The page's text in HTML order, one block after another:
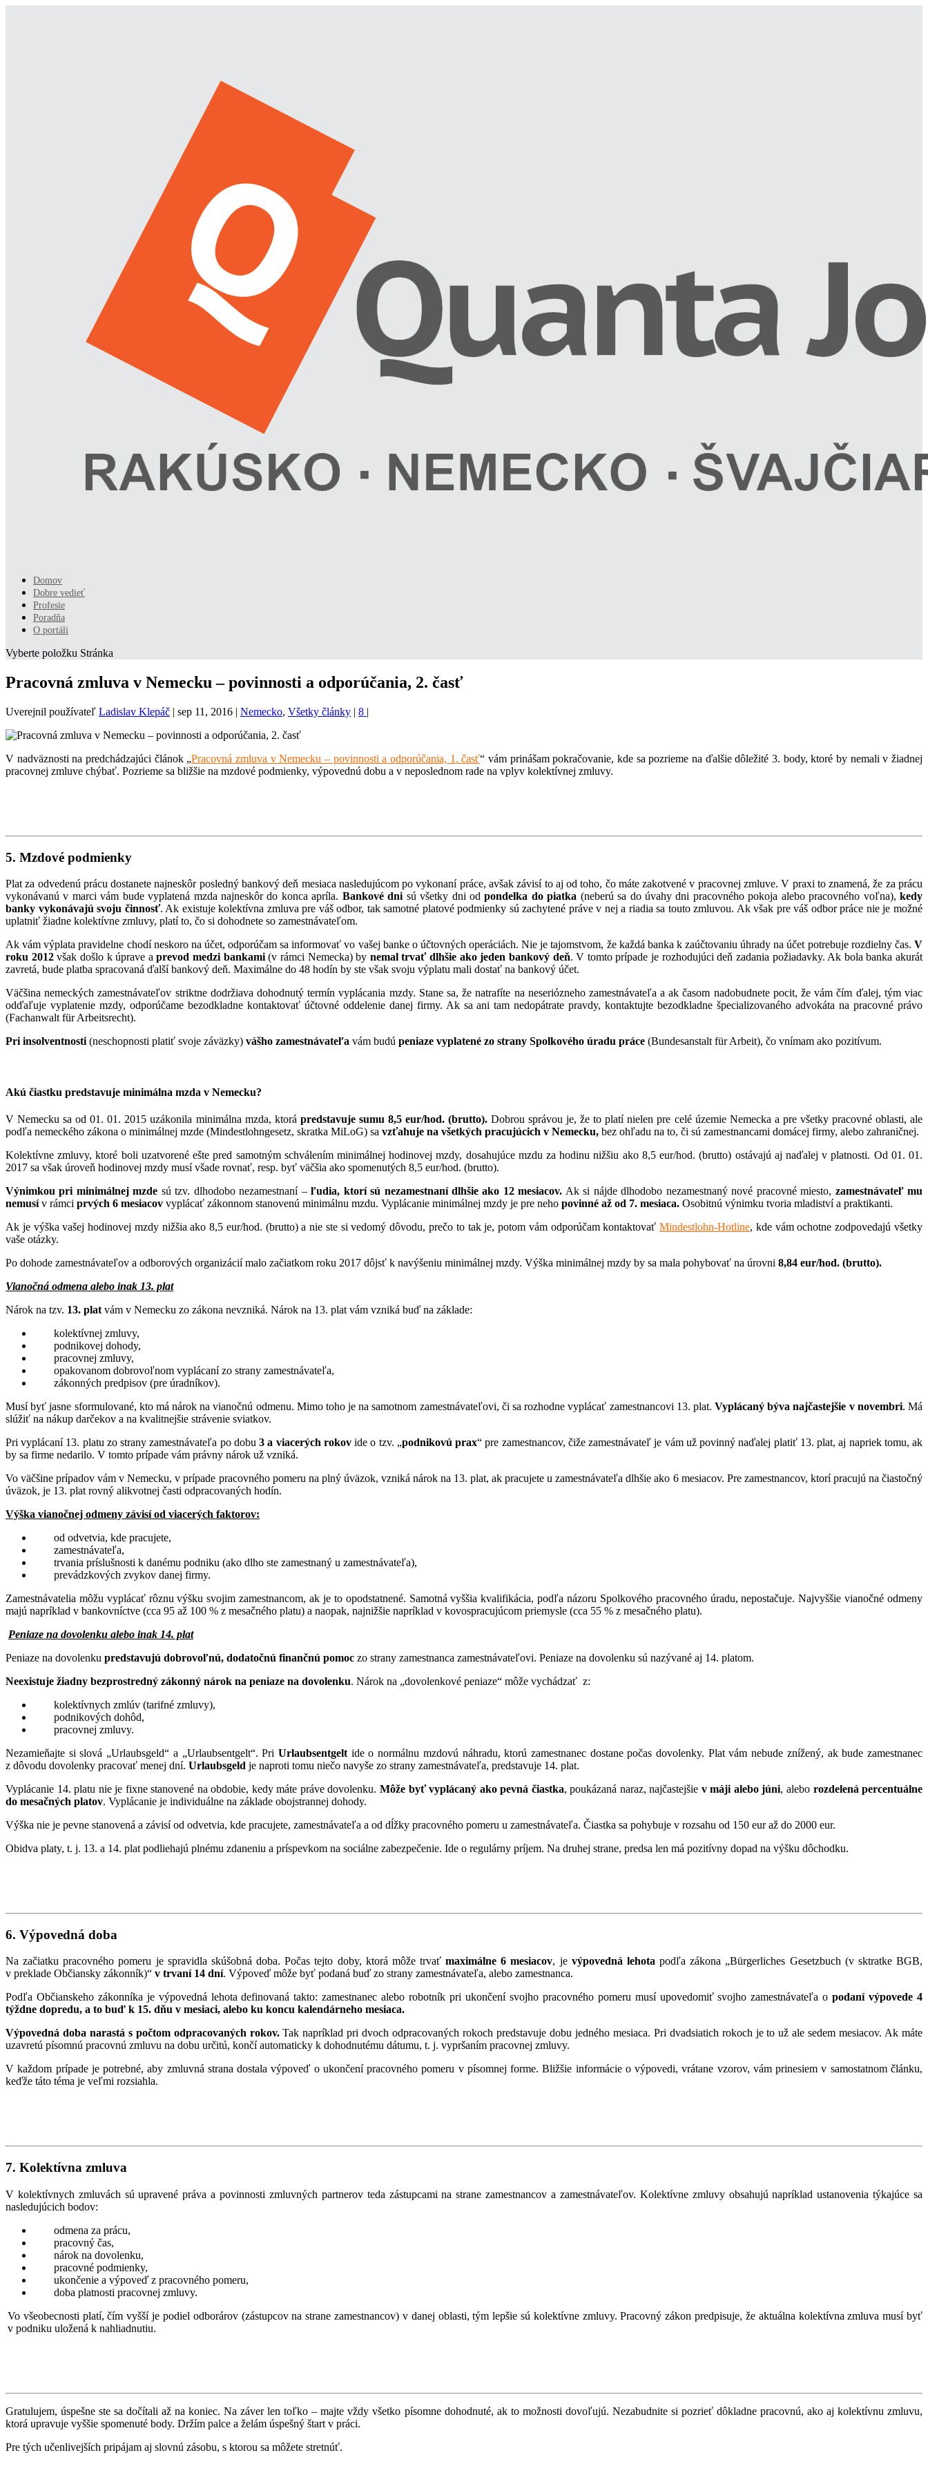
Domov
Dobre vedieť
Profesie
Poradňa
O portáli
Vyberte položku Stránka
Pracovná zmluva v Nemecku – povinnosti a odporúčania, 2. časť
Uverejnil používateľ Ladislav Klepáč | sep 11, 2016 | Nemecko, Všetky články | 8 |
V nadväznosti na predchádzajúci článok „Pracovná zmluva v Nemecku – povinnosti a odporúčania, 1. časť“ vám prinášam pokračovanie, kde sa pozrieme na ďalšie dôležité 3. body, ktoré by nemali v žiadnej
pracovnej zmluve chýbať. Pozrieme sa bližšie na mzdové podmienky, výpovednú dobu a v neposlednom rade na vplyv kolektívnej zmluvy.
5. Mzdové podmienky
Plat za odvedenú prácu dostanete najneskôr posledný bankový deň mesiaca nasledujúcom po vykonaní práce, avšak závisí to aj od toho, čo máte zakotvené v pracovnej zmluve. V praxi to znamená, že za prácu
vykonávanú v marci vám bude vyplatená mzda najneskôr do konca apríla. Bankové dni sú všetky dni od pondelka do piatka (neberú sa do úvahy dni pracovného pokoja alebo pracovného voľna),kedy
banky vykonávajú svoju činnosť. Ak existuje kolektívna zmluva pre váš odbor, tak samotné platové podmienky sú zachytené práve v nej a riadia sa touto zmluvou. Ak však pre váš odbor práce nie je možné
uplatniť žiadne kolektívne zmluvy, platí to, čo si dohodnete so zamestnávateľom.
Ak vám výplata pravidelne chodí neskoro na účet, odporúčam sa informovať vo vašej banke o účtovných operáciách. Nie je tajomstvom, že každá banka k zaúčtovaniu úhrady na účet potrebuje rozdielny čas. V
roku 2012však došlo k úprave aprevod medzi bankami(v rámci Nemecka) by nemal trvať dlhšie ako jeden bankový deň. V tomto prípade je rozhodujúci deň zadania požiadavky. Ak bola banka akurát
zavretá, bude platba spracovaná ďalší bankový deň. Maximálne do 48 hodín by ste však svoju výplatu mali dostať na bankový účet.
Väčšina nemeckých zamestnávateľov striktne dodržiava dohodnutý termín vyplácania mzdy. Stane sa, že natrafíte na neseriózneho zamestnávateľa a ak časom nadobudnete pocit, že vám čím ďalej, tým viac
odďaľuje vyplatenie mzdy, odporúčame bezodkladne kontaktovať účtovné oddelenie danej firmy. Ak sa ani tam nedopátrate pravdy, kontaktujte bezodkladne špecializovaného advokáta na pracovné právo
(Fachanwalt für Arbeitsrecht).
Pri insolventnosti (neschopnosti platiť svoje záväzky) vášho zamestnávateľa vám budú peniaze vyplatené zo strany Spolkového úradu práce (Bundesanstalt für Arbeit), čo vnímam ako pozitívum.
Akú čiastku predstavuje minimálna mzda v Nemecku?
V Nemecku sa od 01. 01. 2015 uzákonila minimálna mzda, ktorá predstavuje sumu 8,5 eur/hod. (brutto).Dobrou správou je, že to platí nielen pre celé územie Nemecka a pre všetky pracovné oblasti, ale
podľa nemeckého zákona o minimálnej mzde (Mindestlohngesetz, skratka MiLoG) sa vzťahuje na všetkých pracujúcich v Nemecku, bez ohľadu na to, či sú zamestnancami domácej firmy, alebo zahraničnej.
Kolektívne zmluvy, ktoré boli uzatvorené ešte pred samotným schválením minimálnej hodinovej mzdy, dosahujúce mzdu za hodinu nižšiu ako 8,5 eur/hod. (brutto) ostávajú aj naďalej v platnosti. Od 01. 01.
2017 sa však úroveň hodinovej mzdy musí všade rovnať, resp. byť väčšia ako spomenutých 8,5 eur/hod. (brutto).
Výnimkou pri minimálnej mzde sú tzv. dlhodobo nezamestnaní –ľudia, ktorí sú nezamestnaní dlhšie ako 12 mesiacov. Ak si nájde dlhodobo nezamestnaný nové pracovné miesto, zamestnávateľ mu
nemusív rámci prvých 6 mesiacov vyplácať zákonnom stanovenú minimálnu mzdu. Vyplácanie minimálnej mzdy je pre neho povinné až od 7. mesiaca. Osobitnú výnimku tvoria mladiství a praktikanti.
Ak je výška vašej hodinovej mzdy nižšia ako 8,5 eur/hod. (brutto) a nie ste si vedomý dôvodu, prečo to tak je, potom vám odporúčam kontaktovaťMindestlohn-Hotline, kde vám ochotne zodpovedajú všetky
vaše otázky.
Po dohode zamestnávateľov a odborových organizácií malo začiatkom roku 2017 dôjsť k navýšeniu minimálnej mzdy. Výška minimálnej mzdy by sa mala pohybovať na úrovni 8,84 eur/hod. (brutto).
Vianočná odmena alebo inak 13. plat
Nárok na tzv. 13. plat vám v Nemecku zo zákona nevzniká. Nárok na 13. plat vám vzniká buď na základe:
kolektívnej zmluvy,
podnikovej dohody,
pracovnej zmluvy,
opakovanom dobrovoľnom vyplácaní zo strany zamestnávateľa,
zákonných predpisov (pre úradníkov).
Musí byť jasne sformulované, kto má nárok na vianočnú odmenu. Mimo toho je na samotnom zamestnávateľovi, či sa rozhodne vyplácať zamestnancovi 13. plat.Vyplácaný býva najčastejšie v novembri. Má
slúžiť na nákup darčekov a na kvalitnejšie strávenie sviatkov.
Pri vyplácaní 13. platu zo strany zamestnávateľa po dobu3 a viacerých rokovide o tzv. „podnikovú prax“ pre zamestnancov, čiže zamestnávateľ je vám už povinný naďalej platiť 13. plat, aj napriek tomu, ak
by sa firme nedarilo. V tomto prípade vám právny nárok už vzniká.
Vo väčšine prípadov vám v Nemecku, v prípade pracovného pomeru na plný úväzok, vzniká nárok na 13. plat, ak pracujete u zamestnávateľa dlhšie ako 6 mesiacov. Pre zamestnancov, ktorí pracujú na čiastočný
úväzok, je 13. plat rovný alikvotnej časti odpracovaných hodín.
Výška vianočnej odmeny závisí od viacerých faktorov:
od odvetvia, kde pracujete,
zamestnávateľa,
trvania príslušnosti k danému podniku (ako dlho ste zamestnaný u zamestnávateľa),
prevádzkových zvykov danej firmy.
Zamestnávatelia môžu vyplácať rôznu výšku svojim zamestnancom, ak je to opodstatnené. Samotná vyššia kvalifikácia, podľa názoru Spolkového pracovného úradu, nepostačuje. Najvyššie vianočné odmeny
majú napríklad v bankovníctve (cca 95 až 100 % z mesačného platu) a naopak, najnižšie napríklad v kovospracujúcom priemysle (cca 55 % z mesačného platu).
Peniaze na dovolenku alebo inak 14. plat
Peniaze na dovolenku predstavujú dobrovoľnú, dodatočnú finančnú pomoc zo strany zamestnanca zamestnávateľovi. Peniaze na dovolenku sú nazývané aj 14. platom.
Neexistuje žiadny bezprostredný zákonný nárok na peniaze na dovolenku. Nárok na „dovolenkové peniaze“ môže vychádzať z:
kolektívnych zmlúv (tarifné zmluvy),
podnikových dohôd,
pracovnej zmluvy.
Nezamieňajte si slová „Urlaubsgeld“ a „Urlaubsentgelt“. Pri Urlaubsentgelt ide o normálnu mzdovú náhradu, ktorú zamestnanec dostane počas dovolenky. Plat vám nebude znížený, ak bude zamestnanec
z dôvodu dovolenky pracovať menej dní. Urlaubsgeld je naproti tomu niečo navyše zo strany zamestnávateľa, predstavuje 14. plat.
Vyplácanie 14. platu nie je fixne stanovené na obdobie, kedy máte práve dovolenku. Môže byť vyplácaný ako pevná čiastka, poukázaná naraz, najčastejšie v máji alebo júni, aleborozdelená percentuálne
do mesačných platov. Vyplácanie je individuálne na základe obojstrannej dohody.
Výška nie je pevne stanovená a závisí od odvetvia, kde pracujete, zamestnávateľa a od dĺžky pracovného pomeru u zamestnávateľa. Čiastka sa pohybuje v rozsahu od 150 eur až do 2000 eur.
Obidva platy, t. j. 13. a 14. plat podliehajú plnému zdaneniu a príspevkom na sociálne zabezpečenie. Ide o regulárny príjem. Na druhej strane, predsa len má pozitívny dopad na výšku dôchodku.
6. Výpovedná doba
Na začiatku pracovného pomeru je spravidla skúšobná doba. Počas tejto doby, ktorá môže trvaťmaximálne 6 mesiacov, je výpovedná lehota podľa zákona „Bürgerliches Gesetzbuch (v sktratke BGB,
v preklade Občiansky zákonník)“ v trvaní 14 dní. Výpoveď môže byť podaná buď zo strany zamestnávateľa, alebo zamestnanca.
Podľa Občianskeho zákonníka je výpovedná lehota definovaná takto: zamestnanec alebo robotník pri ukončení svojho pracovného pomeru musí upovedomiť svojho zamestnávateľa opodaní výpovede 4
týždne dopredu, a to buď k 15. dňu v mesiaci, alebo ku koncu kalendárneho mesiaca.
Výpovedná doba narastá s počtom odpracovaných rokov.Tak napríklad pri dvoch odpracovaných rokoch predstavuje dobu jedného mesiaca. Pri dvadsiatich rokoch je to už ale sedem mesiacov. Ak máte
uzavretú písomnú pracovnú zmluvu na dobu určitú, končí automaticky k dohodnutému dátumu, t. j. vypršaním pracovnej zmluvy.
V každom prípade je potrebné, aby zmluvná strana dostala výpoveď o ukončení pracovného pomeru v písomnej forme. Bližšie informácie o výpovedi, vrátane vzorov, vám prinesiem v samostatnom článku,
keďže táto téma je veľmi rozsiahla.
7. Kolektívna zmluva
V kolektívnych zmluvách sú upravené práva a povinnosti zmluvných partnerov teda zástupcami na strane zamestnancov a zamestnávateľov. Kolektívne zmluvy obsahujú napríklad ustanovenia týkajúce sa
nasledujúcich bodov:
odmena za prácu,
pracovný čas,
nárok na dovolenku,
pracovné podmienky,
ukončenie a výpoveď z pracovného pomeru,
doba platnosti pracovnej zmluvy.
Vo všeobecnosti platí, čím vyšší je podiel odborárov (zástupcov na strane zamestnancov) v danej oblasti, tým lepšie sú kolektívne zmluvy. Pracovný zákon predpisuje, že aktuálna kolektívna zmluva musí byť
v podniku uložená k nahliadnutiu.
Gratulujem, úspešne ste sa dočítali až na koniec. Na záver len toľko – majte vždy všetko písomne dohodnuté, ak to možnosti dovoľujú. Nezabudnite si pozrieť dôkladne pracovnú, ako aj kolektívnu zmluvu,
ktorá upravuje vyššie spomenuté body. Držím palce a želám úspešný štart v práci.
Pre tých učenlivejších pripájam aj slovnú zásobu, s ktorou sa môžete stretnúť.